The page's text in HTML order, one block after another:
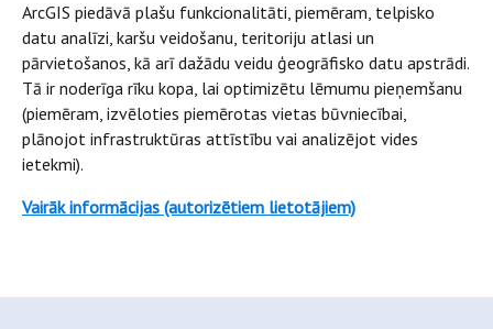
ArcGIS piedāvā plašu funkcionalitāti, piemēram, telpisko
datu analīzi, karšu veidošanu, teritoriju atlasi un
pārvietošanos, kā arī dažādu veidu ģeogrāfisko datu apstrādi.
Tā ir noderīga rīku kopa, lai optimizētu lēmumu pieņemšanu
(piemēram, izvēloties piemērotas vietas būvniecībai,
plānojot infrastruktūras attīstību vai analizējot vides
ietekmi).
Vairāk informācijas (autorizētiem lietotājiem)